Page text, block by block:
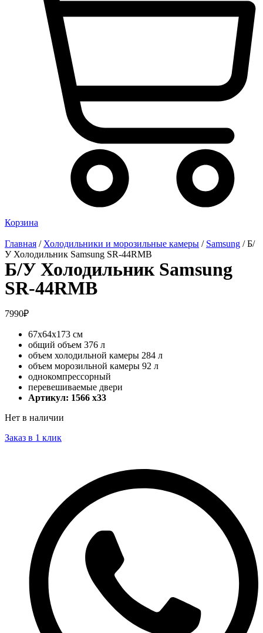
Корзина
Главная / Холодильники и морозильные камеры / Samsung / Б/
У Холодильник Samsung SR-44RMB
Б/У Холодильник Samsung
SR-44RMB
7990₽
67х64х173 см
общий объем 376 л
объем холодильной камеры 284 л
объем морозильной камеры 92 л
однокомпрессорный
перевешиваемые двери
Артикул: 1566 x33
Нет в наличии
Заказ в 1 клик